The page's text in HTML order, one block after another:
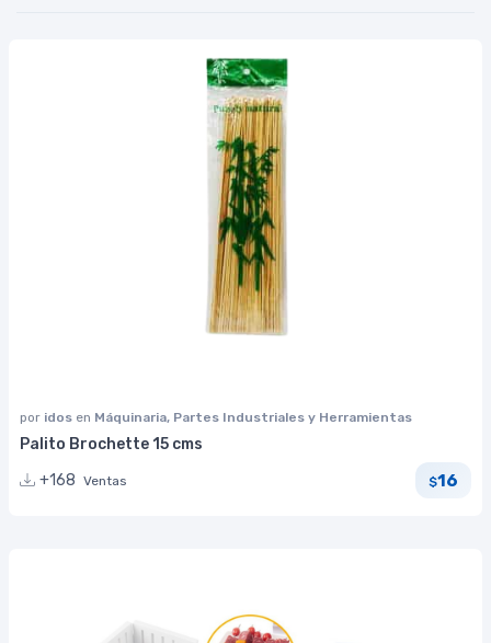
por idos en Máquinaria, Partes Industriales y Herramientas
Palito Brochette 15 cms
+168 Ventas $16